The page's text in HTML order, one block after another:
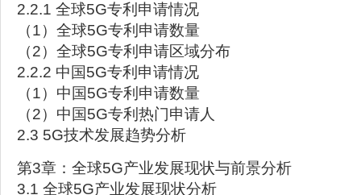
2.2.1 全球5G专利申请情况
（1）全球5G专利申请数量
（2）全球5G专利申请区域分布
2.2.2 中国5G专利申请情况
（1）中国5G专利申请数量
（2）中国5G专利热门申请人
2.3 5G技术发展趋势分析
第3章：全球5G产业发展现状与前景分析
3.1 全球5G产业发展现状分析